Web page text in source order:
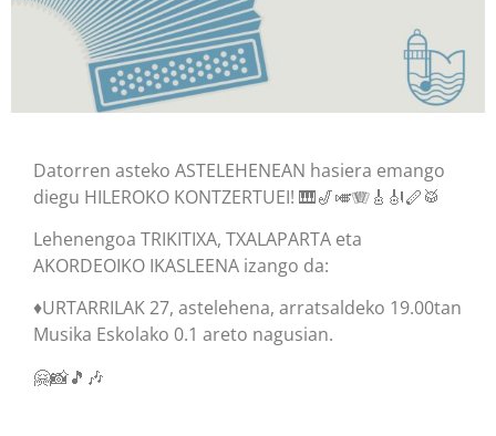
Datorren asteko ASTELEHENEAN hasiera emango
diegu HILEROKO KONTZERTUEI! 🎹🎷🎺🪗🎸🎻🪈🥁
Lehenengoa TRIKITIXA, TXALAPARTA eta
AKORDEOIKO IKASLEENA izango da:
♦️URTARRILAK 27, astelehena, arratsaldeko 19.00tan
Musika Eskolako 0.1 areto nagusian.
🤗📸🎵🎶